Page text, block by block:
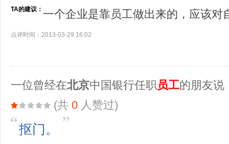
TA的建议： 一个企业是靠员工做出来的，应该对
点评时间：2013-03-29 16:02
一位曾经在北京中国银行任职 员工的朋友说
(共 0 人赞过)
抠门。